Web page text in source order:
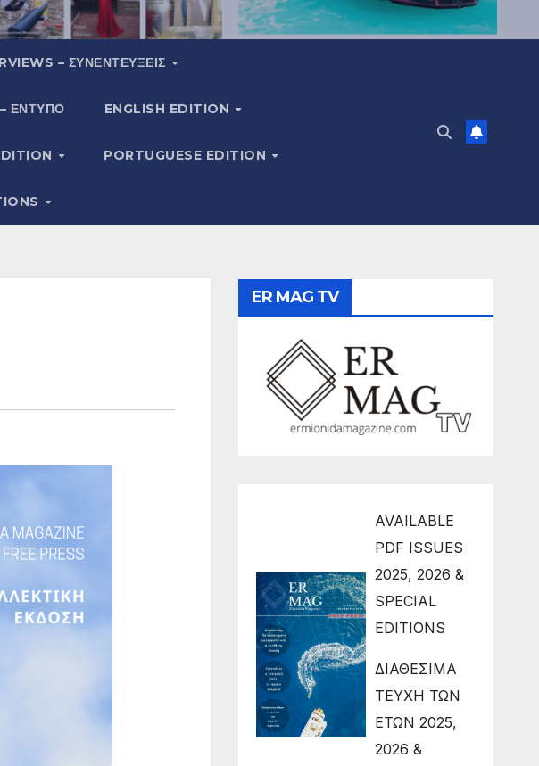
– ΣΥΝΕΝΤΕΎΞΕΙΣ
ΈΝΤΥΠΟ ENGLISH EDITION
PORTUGUESE EDITION
ER MAG TV
AVAILABLE
PDF ISSUES
2025, 2026 &
SPECIAL
EDITIONS
ΔΙΑΘΕΣΙΜΑ
ΤΕΥΧΗ ΤΩΝ
ΕΤΩΝ 2025,
2026 &